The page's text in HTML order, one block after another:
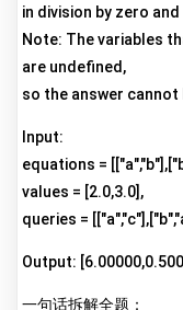
in division by zero
Note: The variables
are undefined,
so the answer
Input:
equations =
values = [2.0,3.0],
queries =
Output:
一句话拆解全题：